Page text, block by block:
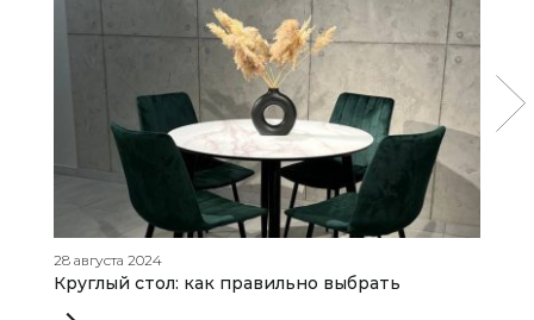
28 августа 2024
Круглый стол: как правильно выбрать